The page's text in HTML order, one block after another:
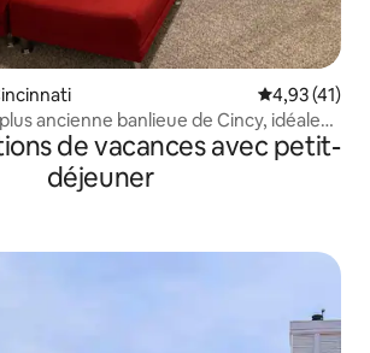
Évaluation
4,93 (41)
ancienne banlieue de Cincy, idéale
de vacances avec petit-
déjeuner